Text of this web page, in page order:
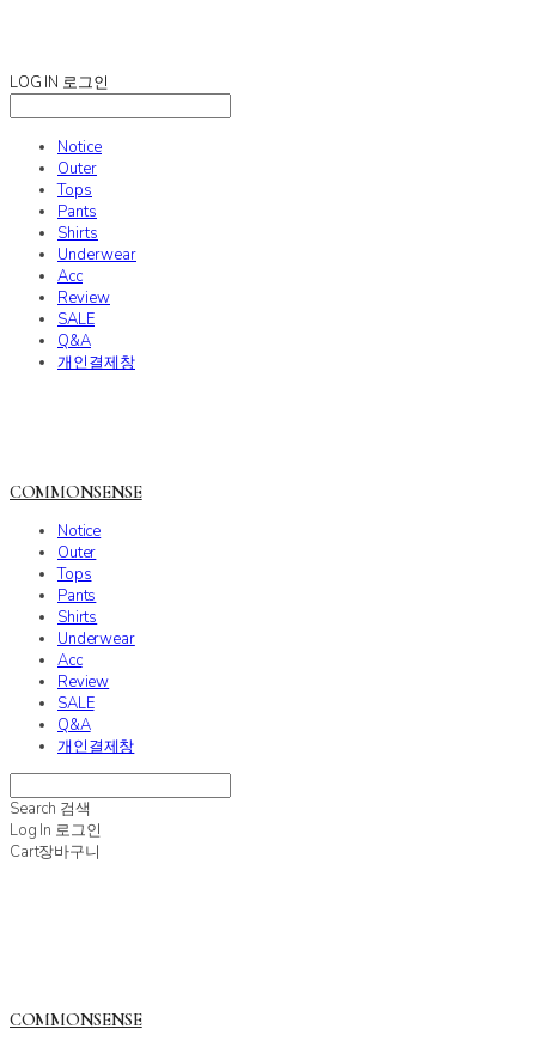
LOG IN 로그인
Notice
Outer
Tops
Pants
Shirts
Underwear
Acc
Review
SALE
Q&A
개인결제창
COMMONSENSE
Notice
Outer
Tops
Pants
Shirts
Underwear
Acc
Review
SALE
Q&A
개인결제창
Search 검색
Log In 로그인
Cart장바구니
COMMONSENSE